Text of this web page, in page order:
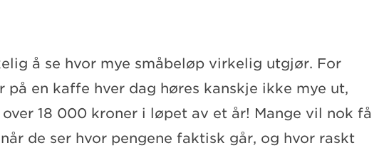
å se hvor mye småbeløp virkelig utgjør. For
på en kaffe hver dag høres kanskje ikke mye ut,
18 000 kroner i løpet av et år! Mange vil nok få
de ser hvor pengene faktisk går, og hvor raskt